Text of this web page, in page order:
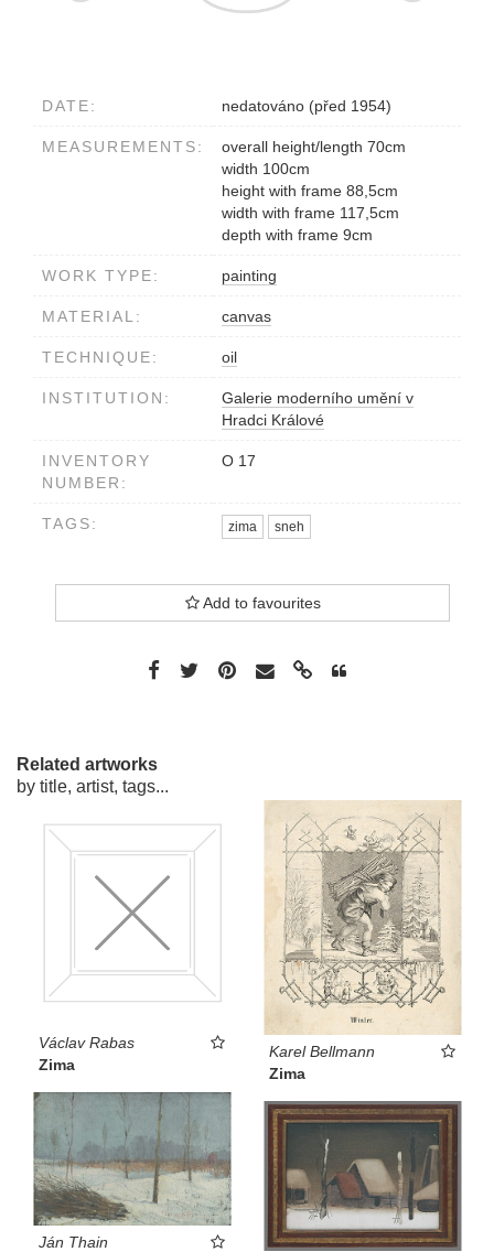
DATE: nedatováno (před 1954)
MEASUREMENTS:
overall height/length 70cm
width 100cm
height with frame 88,5cm
width with frame 117,5cm
depth with frame 9cm
WORK TYPE: painting
MATERIAL: canvas
TECHNIQUE: oil
INSTITUTION:
Galerie moderního umění v
Hradci Králové
INVENTORY
NUMBER:
O 17
TAGS: zima sneh
Add to favourites
Related artworks
by title, artist, tags...
Václav Rabas
Zima
Karel Bellmann
Zima
Ján Thain